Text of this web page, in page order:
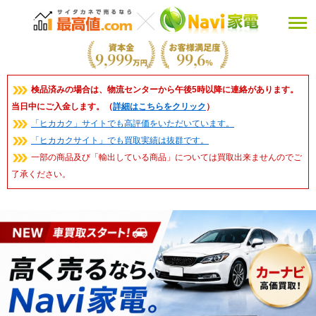
検品済みの場合は、物流センターから午後5時以降に連絡があります。
当日中にご入金します。（詳細はこちらをクリック ）
「ヒカカク」サイトでも高評価をいただいています。
「ヒカカクサイト」でも買取実績は抜群です。
一部の商品及び「輸出している商品」については買取出来ませんのでご
了承ください。